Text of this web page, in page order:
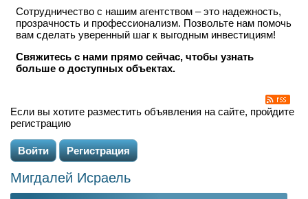
Сотрудничество с нашим агентством – это надежность,
прозрачность и профессионализм. Позвольте нам помочь
вам сделать уверенный шаг к выгодным инвестициям!
Свяжитесь с нами прямо сейчас, чтобы узнать
больше о доступных объектах.
Если вы хотите разместить объявления на сайте, пройдите
регистрацию
Войти Регистрация
Мигдалей Исраель